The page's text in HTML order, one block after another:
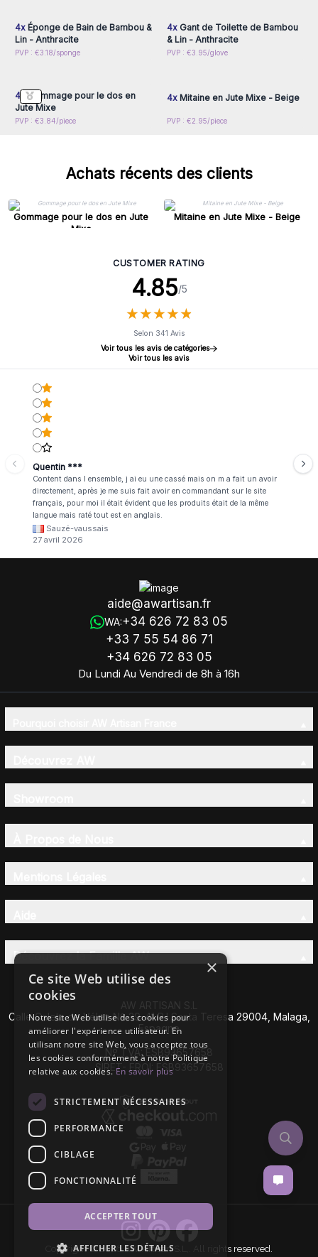
4xÉponge de Bain de Bambou &
Lin - Anthracite
PVP : €3.18/sponge
4xGant de Toilette de Bambou
& Lin - Anthracite
PVP : €3.95/glove
Connectez-vous ou
4x Gommage pour le dos en
Jute Mixe
PVP : €3.84/piece
Connectez-vous ou
4xMitaine en Jute Mixe - Beige
PVP : €2.95/piece
Achats récents des clients
Gommage pour le dos en Jute
Mixe
Mitaine en Jute Mixe - Beige
CUSTOMER RATING
4.85/5
★★★★★
★★★★★
Selon 341 Avis
Voir tous les avis de catégories
Voir tous les avis
Quentin ***
Content dans l ensemble, j ai eu une cassé mais on m a fait un avoir
directement, après je me suis fait avoir en commandant sur le site
français, pour moi il était évident que les produits était de la même
langue mais raté tout est en anglais.
Sauzé-vaussais
27 avril 2026
aide@awartisan.fr
WA:+34 626 72 83 05
+33 7 55 54 86 71
+34 626 72 83 05
Du Lundi Au Vendredi de 8h à 16h
Découvrez la Famille AW
AW ARTISAN S.L
Calle Caleta de Vélez Nº 39-41 P.I Santa Teresa 29004, Malaga,
Espagne
Nº TVA: ESB93657658
SIRET- EROI: ESB93657658
Copyright © 2026 AW Artisan S.L,. All rights reserved.
×
Ce site Web utilise des
cookies
Notre site Web utilise des cookies pour
améliorer l'expérience utilisateur. En
utilisant notre site Web, vous acceptez tous
les cookies conformément à notre Politique
relative aux cookies.En savoir plus
STRICTEMENT NÉCESSAIRES
PERFORMANCE
CIBLAGE
FONCTIONNALITÉ
ACCEPTER TOUT
AFFICHER LES DÉTAILS